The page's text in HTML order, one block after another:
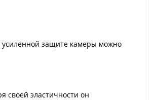
усиленной защите камеры можно
своей эластичности он